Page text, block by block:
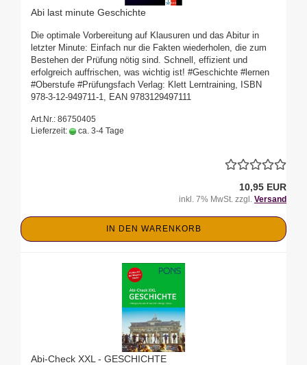
Abi last minute Geschichte
Die optimale Vorbereitung auf Klausuren und das Abitur in
letzter Minute: Einfach nur die Fakten wiederholen, die zum
Bestehen der Prüfung nötig sind. Schnell, effizient und
erfolgreich auffrischen, was wichtig ist! #Geschichte #lernen
#Oberstufe #Prüfungsfach Verlag: Klett Lerntraining, ISBN
978-3-12-949711-1, EAN 9783129497111
Art.Nr.: 86750405
Lieferzeit:
ca. 3-4 Tage
10,95 EUR
inkl. 7% MwSt. zzgl. Versand
IN DEN WARENKORB
Abi-Check XXL - GESCHICHTE